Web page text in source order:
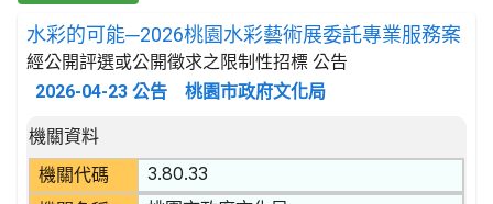
水彩的可能─2026桃園水彩藝術展委託專業服務案
經公開評選或公開徵求之限制性招標 公告
2026-04-23 公告 桃園市政府文化局
招標公告詳細內容
機關資料
機關代碼
3.80.33